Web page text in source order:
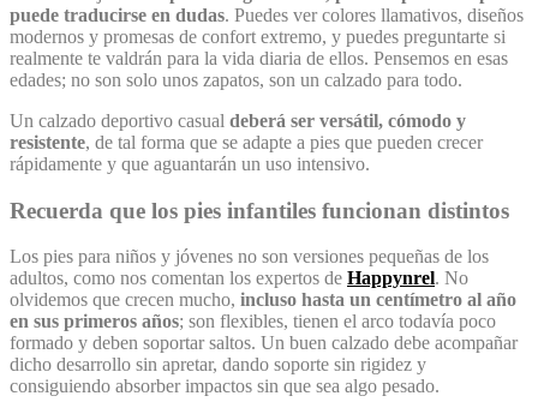
puede traducirse en dudas. Puedes ver colores llamativos, diseños
modernos y promesas de confort extremo, y puedes preguntarte si
realmente te valdrán para la vida diaria de ellos. Pensemos en esas
edades; no son solo unos zapatos, son un calzado para todo.
Un calzado deportivo casual deberá ser versátil, cómodo y
resistente, de tal forma que se adapte a pies que pueden crecer
rápidamente y que aguantarán un uso intensivo.
Recuerda que los pies infantiles funcionan distintos
Los pies para niños y jóvenes no son versiones pequeñas de los
adultos, como nos comentan los expertos de Happynrel. No
olvidemos que crecen mucho, incluso hasta un centímetro al año
en sus primeros años; son flexibles, tienen el arco todavía poco
formado y deben soportar saltos. Un buen calzado debe acompañar
dicho desarrollo sin apretar, dando soporte sin rigidez y
consiguiendo absorber impactos sin que sea algo pesado.